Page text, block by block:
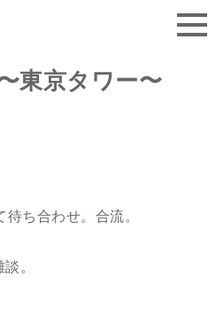
東京タワー〜
ち合わせ。合流。
。